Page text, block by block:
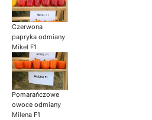
Czerwona
papryka odmiany
Mikel F1
Pomarańczowe
owoce odmiany
Milena F1